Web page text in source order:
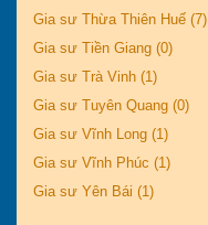
Gia sư Thừa Thiên Huế (7)
Gia sư Tiền Giang (0)
Gia sư Trà Vinh (1)
Gia sư Tuyên Quang (0)
Gia sư Vĩnh Long (1)
Gia sư Vĩnh Phúc (1)
Gia sư Yên Bái (1)